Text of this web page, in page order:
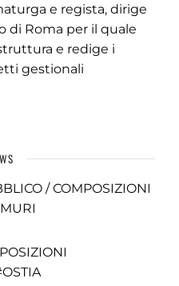
e regista, dirige
di Roma per il quale
e redige i
gestionali
/ COMPOSIZIONI